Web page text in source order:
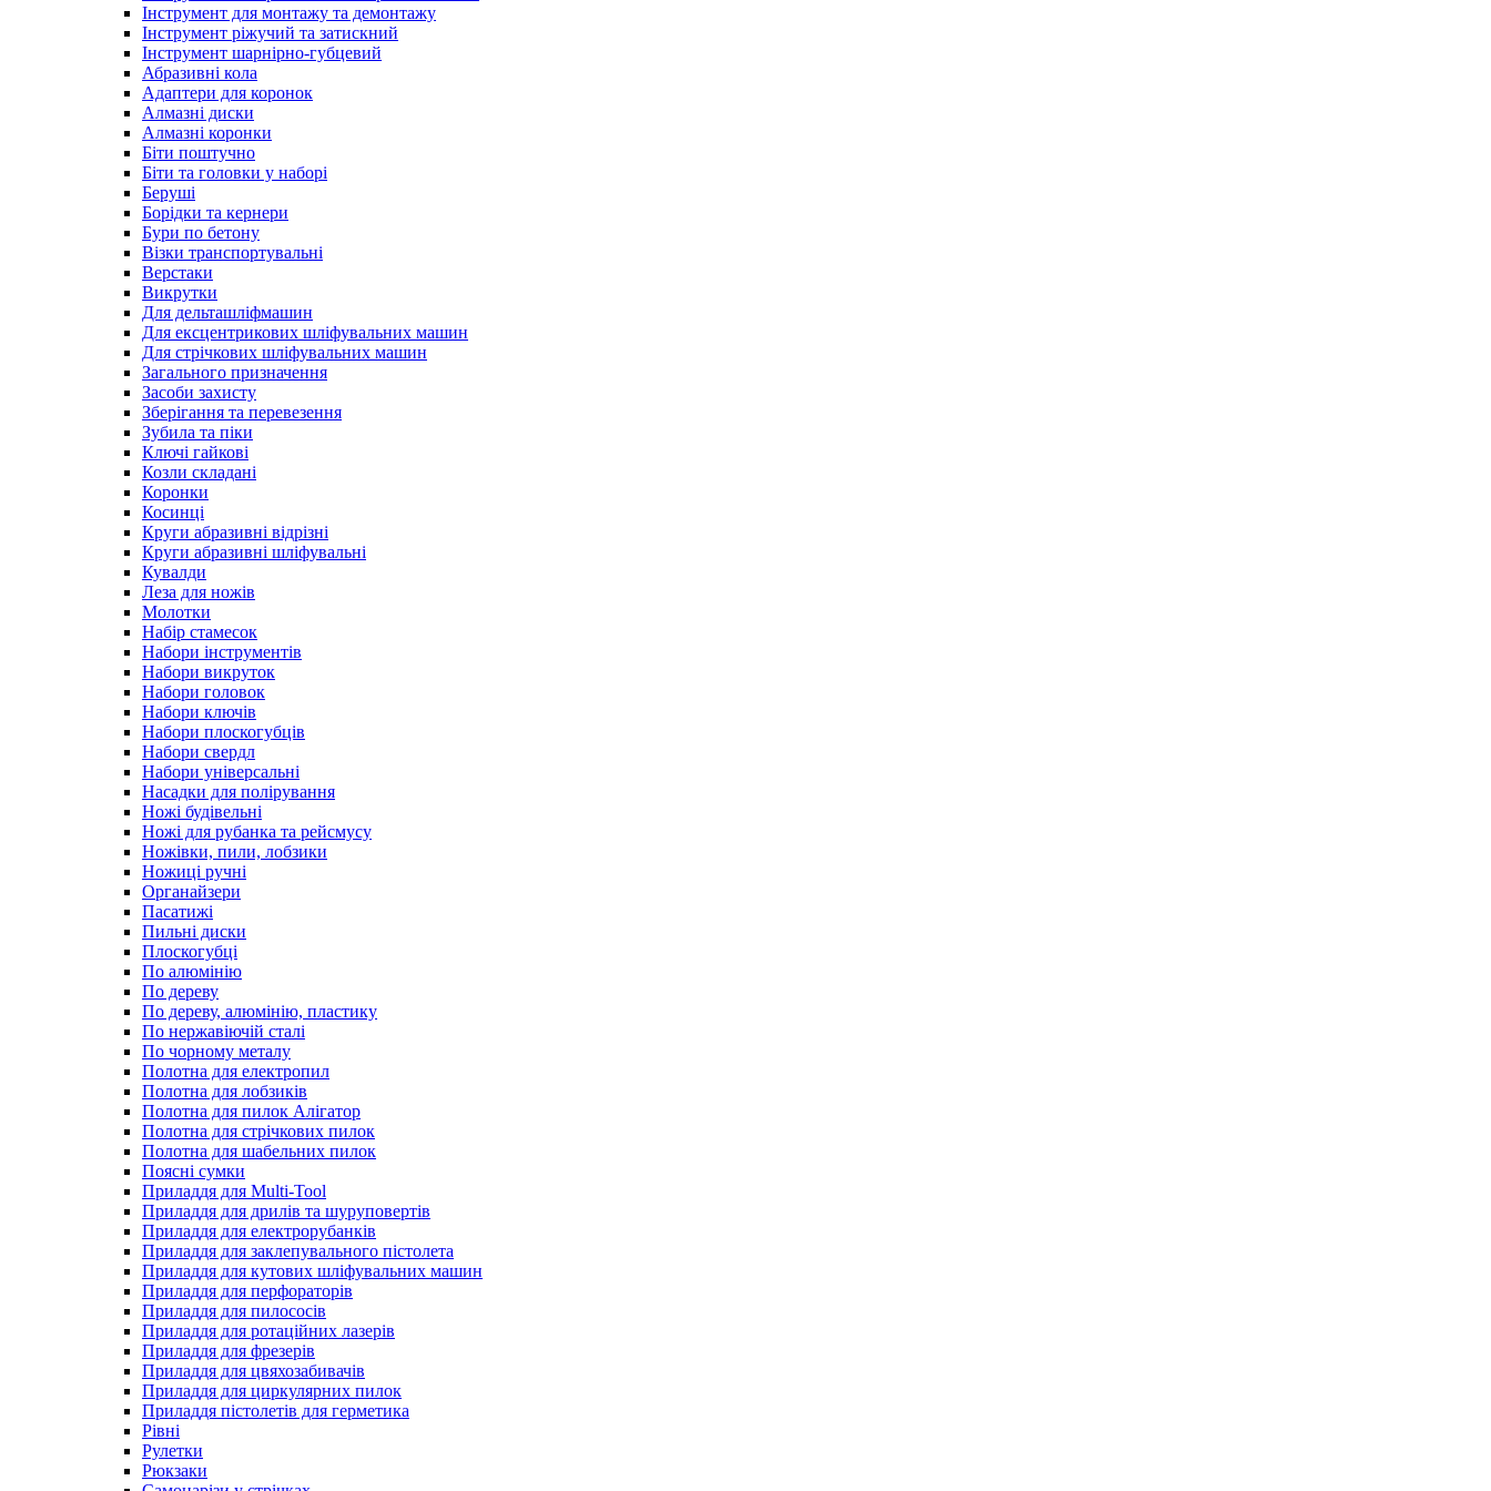
Інструмент для монтажу та демонтажу
Інструмент ріжучий та затискний
Інструмент шарнірно-губцевий
Абразивні кола
Адаптери для коронок
Алмазні диски
Алмазні коронки
Біти поштучно
Біти та головки у наборі
Беруші
Борідки та кернери
Бури по бетону
Візки транспортувальні
Верстаки
Викрутки
Для дельташліфмашин
Для ексцентрикових шліфувальних машин
Для стрічкових шліфувальних машин
Загального призначення
Засоби захисту
Зберігання та перевезення
Зубила та піки
Ключі гайкові
Козли складані
Коронки
Косинці
Круги абразивні відрізні
Круги абразивні шліфувальні
Кувалди
Леза для ножів
Молотки
Набір стамесок
Набори інструментів
Набори викруток
Набори головок
Набори ключів
Набори плоскогубців
Набори свердл
Набори універсальні
Насадки для полірування
Ножі будівельні
Ножі для рубанка та рейсмусу
Ножівки, пили, лобзики
Ножиці ручні
Органайзери
Пасатижі
Пильні диски
Плоскогубці
По алюмінію
По дереву
По дереву, алюмінію, пластику
По нержавіючій сталі
По чорному металу
Полотна для електропил
Полотна для лобзиків
Полотна для пилок Алігатор
Полотна для стрічкових пилок
Полотна для шабельних пилок
Поясні сумки
Приладдя для Multi-Tool
Приладдя для дрилів та шуруповертів
Приладдя для електрорубанків
Приладдя для заклепувального пістолета
Приладдя для кутових шліфувальних машин
Приладдя для перфораторів
Приладдя для пилососів
Приладдя для ротаційних лазерів
Приладдя для фрезерів
Приладдя для цвяхозабивачів
Приладдя для циркулярних пилок
Приладдя пістолетів для герметика
Рівні
Рулетки
Рюкзаки